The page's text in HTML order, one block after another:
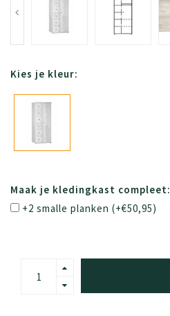
Kies je kleur:
Maak je kledingkast compleet:
+2 smalle planken (+€50,95)